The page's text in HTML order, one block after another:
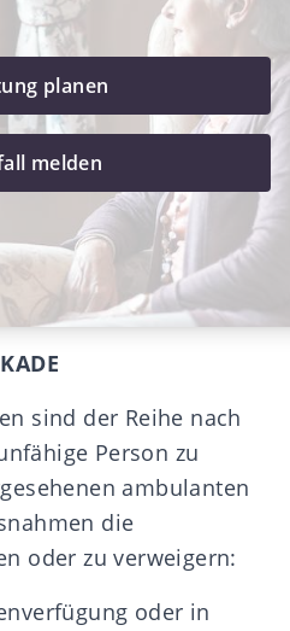
planen
melden
sind der Reihe nach
Person zu
ambulanten
die
oder zu verweigern:
oder in